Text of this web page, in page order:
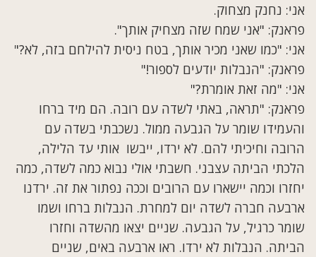
אני: נחנק מצחוק.
פראנק: "אני שמח שזה מצחיק אותך".
אני: "כמו שאני מכיר אותך, בטח ניסית להילחם בזה, לא?"
פראנק: "הנבלות יודעים לספור!"
אני: "מה זאת אומרת?"
פראנק: "תראה, באתי לשדה עם רובה. הם מיד ברחו
והעמידו שומר על הגבעה ממול. נשכבתי בשדה עם
הרובה וחיכיתי להם. לא ירדו, ייבשו אותי עד הלילה,
הלכתי הביתה עצבני. חשבתי אולי נבוא כמה לשדה, כמה
יחזרו וכמה יישארו עם הרובים וככה נפתור את זה. ירדנו
ארבעה חברה לשדה יום למחרת. הנבלות ברחו ושמו
שומר כרגיל, על הגבעה. שניים יצאו מהשדה וחזרו
הביתה. הנבלות לא ירדו. ראו ארבעה באים, שניים